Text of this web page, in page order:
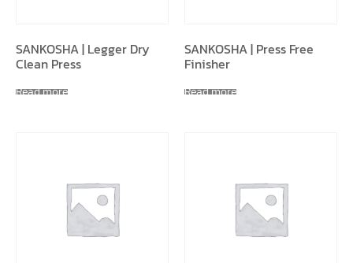
SANKOSHA | Legger Dry
Clean Press
Read more
SANKOSHA | Press Free
Finisher
Read more